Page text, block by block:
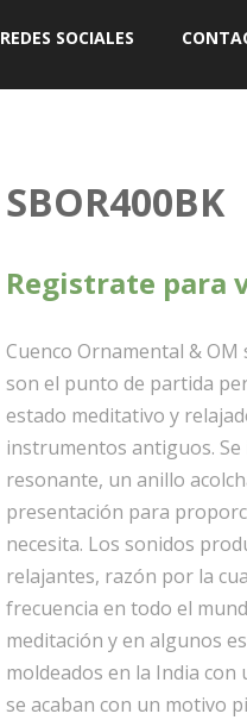
REDES SOCIALES
SBOR400BK
Registrate para
Cuenco Ornamental & OM
son el punto de partida
estado meditativo y
instrumentos antiguos. Se
resonante, un anillo
presentación para
necesita. Los sonidos
relajantes, razón por la
frecuencia en todo el
meditación y en algunos
moldeados en la India con
se acaban con un motivo